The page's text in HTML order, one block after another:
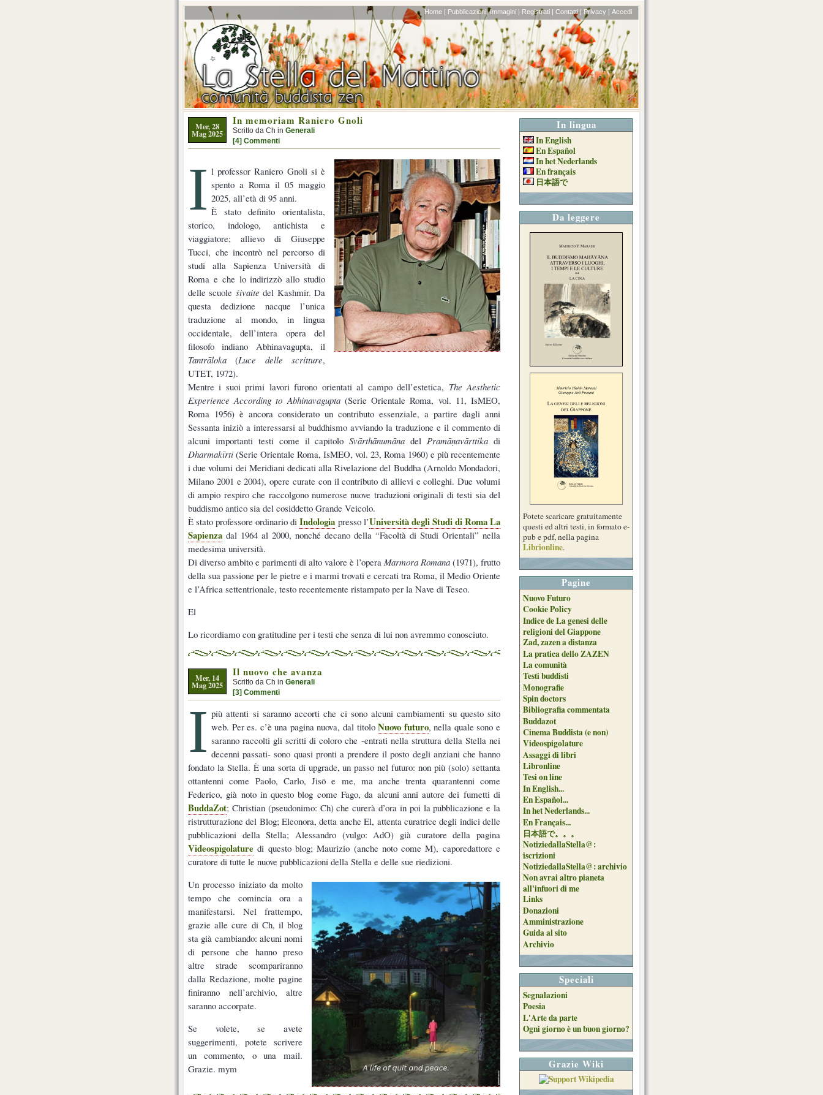
Home | Pubblicazioni| Immagini | Registrati | Contatti | Privacy | Accedi
Mer, 28
Mag 2025
In memoriam Raniero Gnoli
Scritto da Ch in Generali
[4] Commenti
I l professor Raniero Gnoli si è
spento a Roma il 05 maggio
2025, all’età di 95 anni.
È stato definito orientalista,
storico, indologo, antichista e
viaggiatore; allievo di Giuseppe
Tucci, che incontrò nel percorso di
studi alla Sapienza Università di
Roma e che lo indirizzò allo studio
delle scuole śivaite del Kashmir. Da
questa dedizione nacque l’unica
traduzione al mondo, in lingua
occidentale, dell’intera opera del
filosofo indiano Abhinavagupta, il
Tantrāloka (Luce delle scritture,
UTET, 1972).
Mentre i suoi primi lavori furono orientati al campo dell’estetica, The Aesthetic
Experience According to Abhinavagupta(Serie Orientale Roma, vol. 11, IsMEO,
Roma 1956) è ancora considerato un contributo essenziale, a partire dagli anni
Sessanta iniziò a interessarsi al buddhismo avviando la traduzione e il commento di
alcuni importanti testi come il capitoloSvārthānumāna del Pramāṇavārttika di
Dharmakīrti (Serie Orientale Roma, IsMEO, vol. 23, Roma 1960) e più recentemente
i due volumi dei Meridiani dedicati alla Rivelazione del Buddha (Arnoldo Mondadori,
Milano 2001 e 2004), opere curate con il contributo di allievi e colleghi. Due volumi
di ampio respiro che raccolgono numerose nuove traduzioni originali di testi sia del
buddismo antico sia del cosiddetto Grande Veicolo.
È stato professore ordinario diIndologia presso l’Università degli Studi di Roma La
Sapienza dal 1964 al 2000, nonché decano della “Facoltà di Studi Orientali” nella
medesima università.
Di diverso ambito e parimenti di alto valore è l’opera Marmora Romana (1971), frutto
della sua passione per le pietre e i marmi trovati e cercati tra Roma, il Medio Oriente
e l’Africa settentrionale, testo recentemente ristampato per la Nave di Teseo.
El
Lo ricordiamo con gratitudine per i testi che senza di lui non avremmo conosciuto.
Mer, 14
Mag 2025
Il nuovo che avanza
Scritto da Ch in Generali
[3] Commenti
I più attenti si saranno accorti che ci sono alcuni cambiamenti su questo sito
web. Per es. c’è una pagina nuova, dal titoloNuovo futuro, nella quale sono e
saranno raccolti gli scritti di coloro che -entrati nella struttura della Stella nei
decenni passati- sono quasi pronti a prendere il posto degli anziani che hanno
fondato la Stella. È una sorta di upgrade, un passo nel futuro: non più (solo) settanta
ottantenni come Paolo, Carlo, Jisō e me, ma anche trenta quarantenni come
Federico, già noto in questo blog come Fago, da alcuni anni autore dei fumetti di
BuddaZot; Christian (pseudonimo: Ch) che curerà d’ora in poi la pubblicazione e la
ristrutturazione del Blog; Eleonora, detta anche El, attenta curatrice degli indici delle
pubblicazioni della Stella; Alessandro (vulgo: AdO) già curatore della pagina
Videospigolature di questo blog; Maurizio (anche noto come M), caporedattore e
curatore di tutte le nuove pubblicazioni della Stella e delle sue riedizioni.
Un processo iniziato da molto
tempo che comincia ora a
manifestarsi. Nel frattempo,
grazie alle cure di Ch, il blog
sta già cambiando: alcuni nomi
di persone che hanno preso
altre strade scompariranno
dalla Redazione, molte pagine
finiranno nell’archivio, altre
saranno accorpate.
Se volete, se avete
suggerimenti, potete scrivere
un commento, o una mail.
Grazie. mym
In lingua
In English
En Español
In het Nederlands
En français
日本語で
Da leggere
Potete scaricare gratuitamente
questi ed altri testi, in formato e-
pub e pdf, nella pagina
Librionline.
Pagine
Nuovo Futuro
Cookie Policy
Indice de La genesi delle
religioni del Giappone
Zad, zazen a distanza
La pratica dello ZAZEN
La comunità
Testi buddisti
Monografie
Spin doctors
Bibliografia commentata
Buddazot
Cinema Buddista (e non)
Videospigolature
Assaggi di libri
Libronline
Tesi on line
In English...
En Español...
In het Nederlands...
En Français...
日本語で。。。
NotiziedallaStella@:
iscrizioni
NotiziedallaStella@: archivio
Non avrai altro pianeta
all'infuori di me
Links
Donazioni
Amministrazione
Guida al sito
Archivio
Speciali
Segnalazioni
Poesia
L'Arte da parte
Ogni giorno è un buon giorno?
Grazie Wiki